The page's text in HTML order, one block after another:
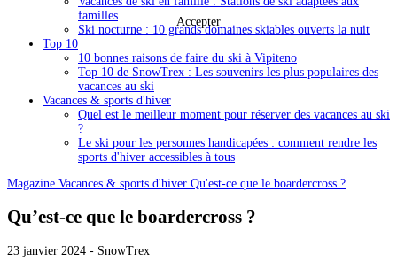
Accepter
familles
Ski nocturne : 10 grands domaines skiables ouverts la nuit
Top 10
10 bonnes raisons de faire du ski à Vipiteno
Top 10 de SnowTrex : Les souvenirs les plus populaires des
vacances au ski
Vacances & sports d'hiver
Quel est le meilleur moment pour réserver des vacances au ski
?
Le ski pour les personnes handicapées : comment rendre les
sports d'hiver accessibles à tous
Magazine Vacances & sports d'hiver Qu'est-ce que le boardercross ?
Qu’est-ce que le boardercross ?
23 janvier 2024 - SnowTrex